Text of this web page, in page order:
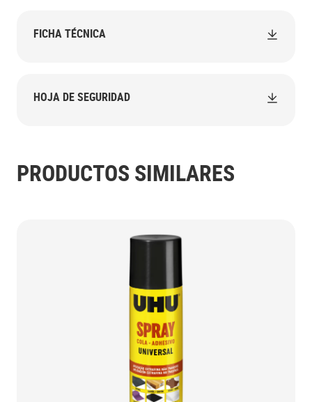
FICHA TÉCNICA
HOJA DE SEGURIDAD
PRODUCTOS SIMILARES